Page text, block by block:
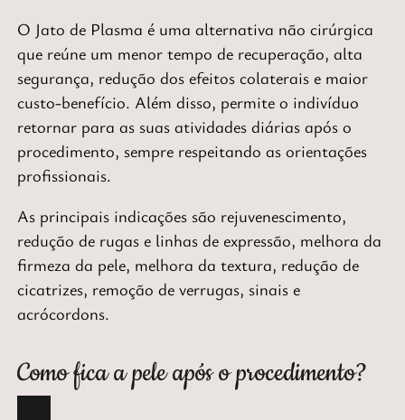
O Jato de Plasma é uma alternativa não cirúrgica
que reúne um menor tempo de recuperação, alta
segurança, redução dos efeitos colaterais e maior
custo-benefício. Além disso, permite o indivíduo
retornar para as suas atividades diárias após o
procedimento, sempre respeitando as orientações
profissionais.
As principais indicações são rejuvenescimento,
redução de rugas e linhas de expressão, melhora da
firmeza da pele, melhora da textura, redução de
cicatrizes, remoção de verrugas, sinais e
acrócordons.
Como fica a pele após o procedimento?